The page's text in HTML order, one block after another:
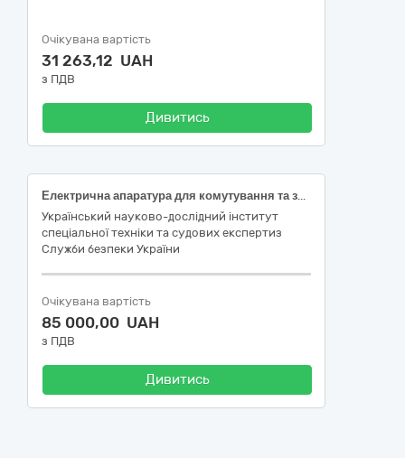
Очікувана вартість
31 263,12 UAH
з ПДВ
Дивитись
Електрична апаратура для комутування та захисту електричних кіл Корпус (31210000-1)
Український науково-дослідний інститут
спеціальної техніки та судових експертиз
Служби безпеки України
Очікувана вартість
85 000,00 UAH
з ПДВ
Дивитись